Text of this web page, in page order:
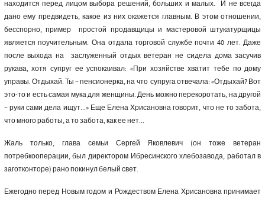
находится перед лицом выбора решений, больших и малых. И не всегда
дано ему предвидеть, какое из них окажется главным. В этом отношении,
бесспорно, пример простой продавщицы и мастеровой штукатурщицы
является поучительным. Она отдала торговой службе почти 40 лет. Даже
после выхода на заслуженный отдых ветеран не сидела дома засучив
рукава, хотя супруг ее успокаивал: «При хозяйстве хватит тебе по дому
управы. Отдыхай. Ты – пенсионерка, на что супруга отвечала: «Отдыхай? Вот
это-то и есть самая мука для женщины. День можно перекоротать, на другой
– руки сами дела ищут...» Еще Елена Хрисановна говорит, что не то забота,
что много работы, а то забота, как ее нет...
Жаль только, глава семьи Сергей Яковлевич (он тоже ветеран
потребкооперации, был директором Ибресинского хлебозавода, работал в
заготконторе) рано покинул белый свет.
Ежегодно перед Новым годом и Рождеством Елена Хрисановна принимает